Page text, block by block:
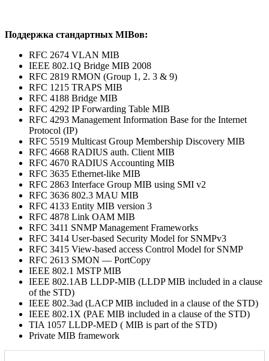
Поддержка стандартных MIBов:
RFC 2674 VLAN MIB
IEEE 802.1Q Bridge MIB 2008
RFC 2819 RMON (Group 1, 2. 3 & 9)
RFC 1215 TRAPS MIB
RFC 4188 Bridge MIB
RFC 4292 IP Forwarding Table MIB
RFC 4293 Management Information Base for the Internet
Protocol (IP)
RFC 5519 Multicast Group Membership Discovery MIB
RFC 4668 RADIUS auth. Client MIB
RFC 4670 RADIUS Accounting MIB
RFC 3635 Ethernet-like MIB
RFC 2863 Interface Group MIB using SMI v2
RFC 3636 802.3 MAU MIB
RFC 4133 Entity MIB version 3
RFC 4878 Link OAM MIB
RFC 3411 SNMP Management Frameworks
RFC 3414 User-based Security Model for SNMPv3
RFC 3415 View-based access Control Model for SNMP
RFC 2613 SMON — PortCopy
IEEE 802.1 MSTP MIB
IEEE 802.1AB LLDP-MIB (LLDP MIB included in a clause
of the STD)
IEEE 802.3ad (LACP MIB included in a clause of the STD)
IEEE 802.1X (PAE MIB included in a clause of the STD)
TIA 1057 LLDP-MED ( MIB is part of the STD)
Private MIB framework